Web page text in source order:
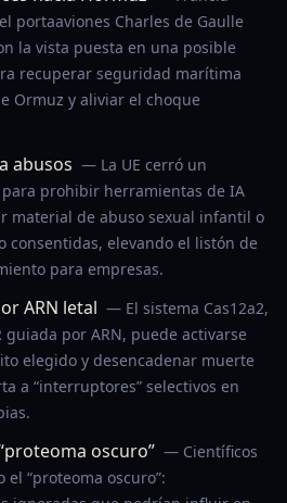
portaaviones Charles de Gaulle
la vista puesta en una posible
recuperar seguridad marítima
Ormuz y aliviar el choque
abusos — La UE cerró un
prohibir herramientas de IA
material de abuso sexual infantil o
consentidas, elevando el listón de
para empresas.
ARN letal — El sistema Cas12a2,
guiada por ARN, puede activarse
elegido y desencadenar muerte
a “interruptores” selectivos en
oscuro” — Científicos
“proteoma oscuro”: